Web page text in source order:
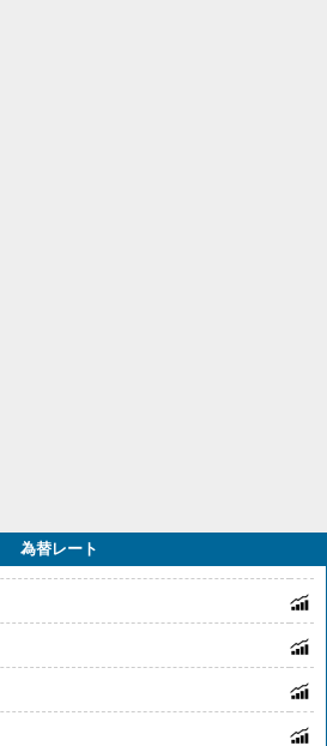
為替レート